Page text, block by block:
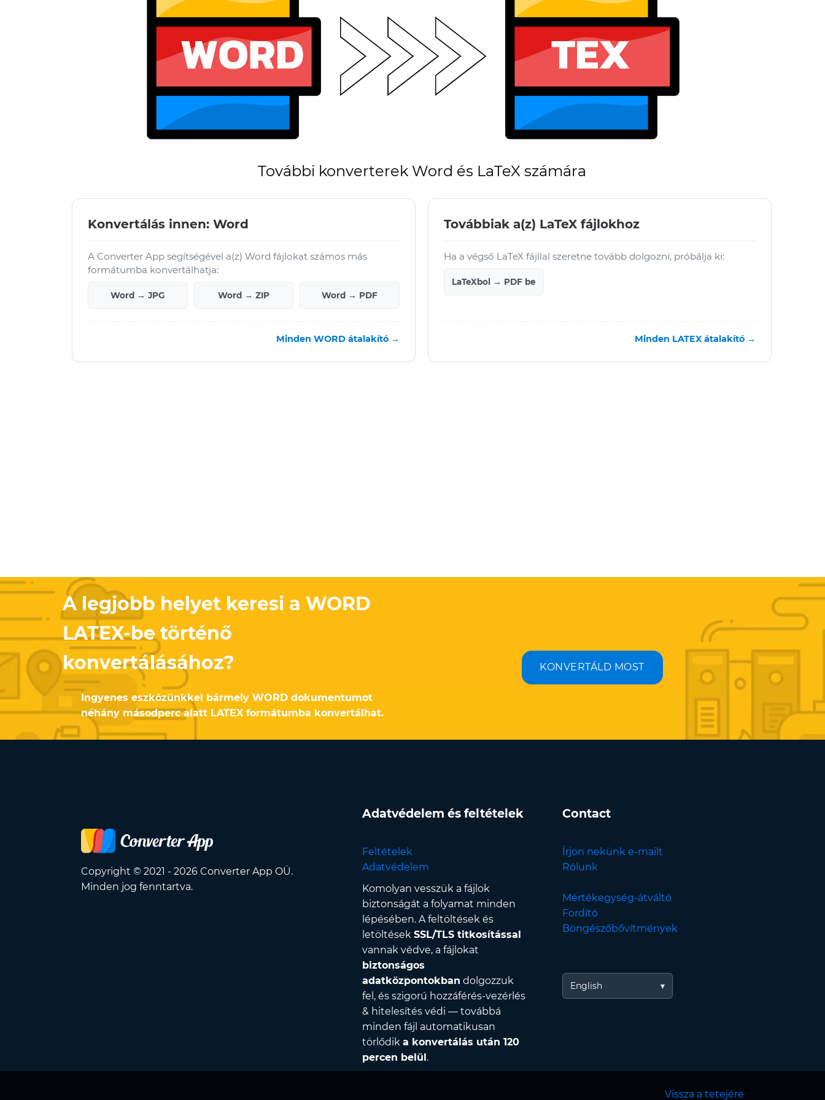
További konverterek Word és LaTeX számára
Konvertálás innen: Word
A Converter App segítségével a(z) Word fájlokat számos más
formátumba konvertálhatja:
Word → JPG Word → ZIP Word → PDF
Minden WORD átalakító →
Továbbiak a(z) LaTeX fájlokhoz
Ha a végső LaTeX fájllal szeretne tovább dolgozni, próbálja ki:
LaTeXbol → PDF be
Minden LATEX átalakító →
A legjobb helyet keresi a WORD
LATEX-be történő
konvertálásához?
Ingyenes eszközünkkel bármely WORD dokumentumot
néhány másodperc alatt LATEX formátumba konvertálhat.
KONVERTÁLD MOST
Copyright © 2021 - 2026 Converter App OÜ.
Minden jog fenntartva.
Adatvédelem és feltételek
Feltételek
Adatvédelem
Komolyan vesszük a fájlok
biztonságát a folyamat minden
lépésében. A feltöltések és
letöltések SSL/TLS titkosítással
vannak védve, a fájlokat
biztonságos
adatközpontokban dolgozzuk
fel, és szigorú hozzáférés-vezérlés
& hitelesítés védi — továbbá
minden fájl automatikusan
törlődik a konvertálás után 120
percen belül.
Contact
Írjon nekünk e-mailt
Rólunk
Mértékegység-átváltó
Fordító
Böngészőbővítmények
English
Vissza a tetejére